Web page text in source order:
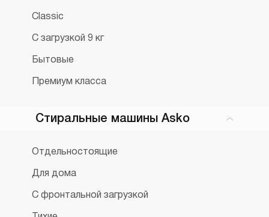
Classic
С загрузкой 9 кг
Бытовые
Премиум класса
Стиральные машины Asko
Отдельностоящие
Для дома
С фронтальной загрузкой